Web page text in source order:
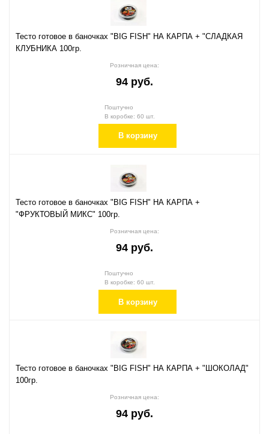
Тесто готовое в баночках "BIG FISH" НА КАРПА + "СЛАДКАЯ
КЛУБНИКА 100гр.
Розничная цена:
94 руб.
Поштучно
В коробке: 60 шт.
В корзину
Тесто готовое в баночках "BIG FISH" НА КАРПА +
"ФРУКТОВЫЙ МИКС" 100гр.
Розничная цена:
94 руб.
Поштучно
В коробке: 60 шт.
В корзину
Тесто готовое в баночках "BIG FISH" НА КАРПА + "ШОКОЛАД"
100гр.
Розничная цена:
94 руб.